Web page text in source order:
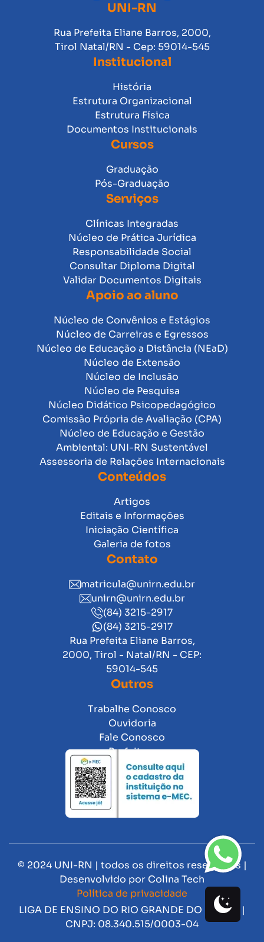
UNI-RN
Rua Prefeita Eliane Barros, 2000,
Tirol Natal/RN - Cep: 59014-545
Institucional
História
Estrutura Organizacional
Estrutura Física
Documentos Institucionais
Cursos
Graduação
Pós-Graduação
Serviços
Clínicas Integradas
Núcleo de Prática Jurídica
Responsabilidade Social
Consultar Diploma Digital
Validar Documentos Digitais
Apoio ao aluno
Núcleo de Convênios e Estágios
Núcleo de Carreiras e Egressos
Núcleo de Educação a Distância (NEaD)
Núcleo de Extensão
Núcleo de Inclusão
Núcleo de Pesquisa
Núcleo Didático Psicopedagógico
Comissão Própria de Avaliação (CPA)
Núcleo de Educação e Gestão
Ambiental: UNI-RN Sustentável
Assessoria de Relações Internacionais
Conteúdos
Artigos
Editais e Informações
Iniciação Científica
Galeria de fotos
Contato
matricula@unirn.edu.br
unirn@unirn.edu.br
(84) 3215-2917
(84) 3215-2917
Rua Prefeita Eliane Barros,
2000, Tirol - Natal/RN - CEP:
59014-545
Outros
Trabalhe Conosco
Ouvidoria
Fale Conosco
Prefeitura
© 2024 UNI-RN | todos os direitos reservados |
Desenvolvido por Colina Tech
Política de privacidade
LIGA DE ENSINO DO RIO GRANDE DO NORTE |
CNPJ: 08.340.515/0003-04